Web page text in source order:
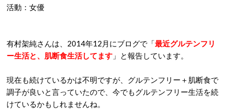
活動：女優
有村架純さんは、2014年12月にブログで「最近グルテンフリ
ー生活と、肌断食生活してます 」と報告しています。
現在も続けているかは不明ですが、グルテンフリー＋肌断食で
調子が良いと言っていたので、今でもグルテンフリー生活を続
けているかもしれませんね。